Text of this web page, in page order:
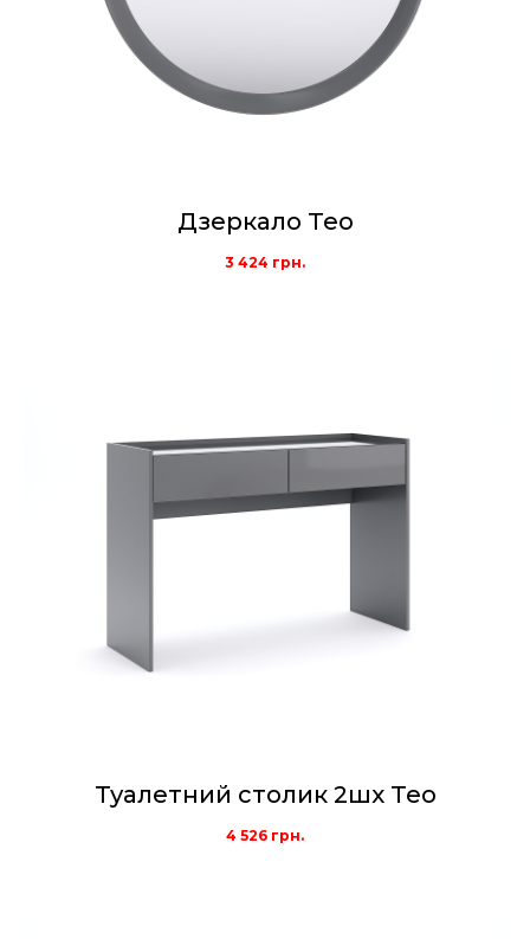
Дзеркало Teo
3 424 грн.
Туалетний столик 2шх Teo
4 526 грн.